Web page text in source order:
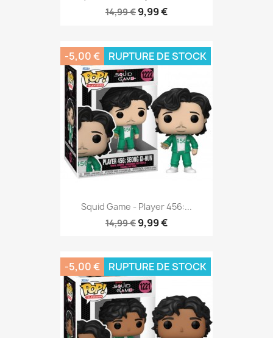
14,99 € 9,99 €
Squid Game - Player 456:...
14,99 € 9,99 €
-5,00 € RUPTURE DE STOCK
-5,00 € RUPTURE DE STOCK